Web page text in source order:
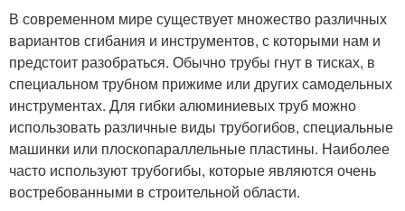
В современном мире существует множество различных
вариантов сгибания и инструментов, с которыми нам и
предстоит разобраться. Обычно трубы гнут в тисках, в
специальном трубном прижиме или других самодельных
инструментах. Для гибки алюминиевых труб можно
использовать различные виды трубогибов, специальные
машинки или плоскопараллельные пластины. Наиболее
часто используют трубогибы, которые являются очень
востребованными в строительной области.